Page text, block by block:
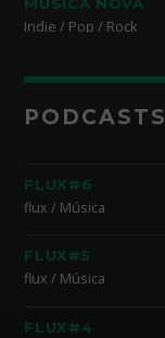
MÚSICA NOVA
Indie / Pop / Rock
PODCASTS
FLUX#6
flux / Música
FLUX#5
flux / Música
FLUX#4